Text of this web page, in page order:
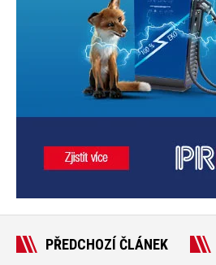
PŘEDCHOZÍ ČLÁNEK